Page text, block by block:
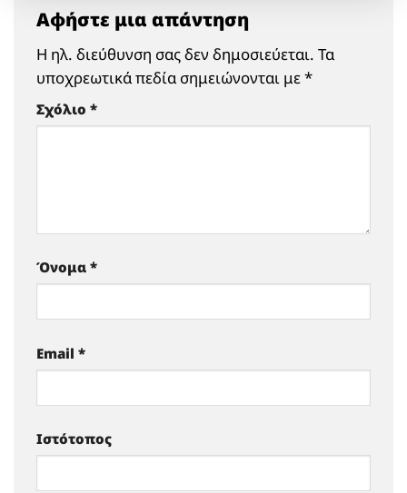
Αφήστε μια απάντηση
Η ηλ. διεύθυνση σας δεν δημοσιεύεται. Τα
υποχρεωτικά πεδία σημειώνονται με*
Σχόλιο *
Όνομα *
Email *
Ιστότοπος